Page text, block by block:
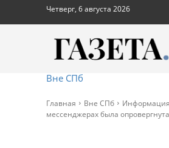
Четверг, 6 августа 2026
Вне СПб
Главная Вне СПб
Информация
мессенджерах была опровергнута